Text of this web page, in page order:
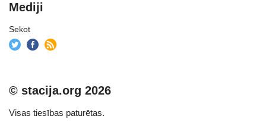
Mediji
Sekot
© stacija.org 2026
Visas tiesības paturētas.